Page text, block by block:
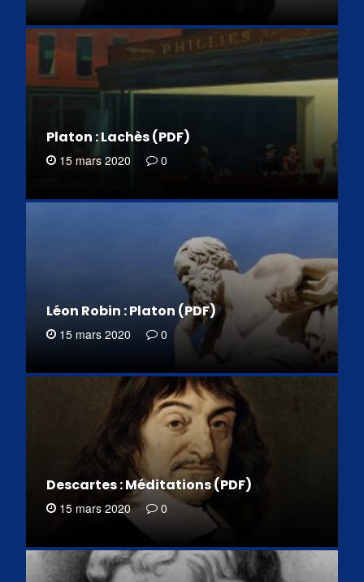
Platon : Lachès (PDF)
15 mars 2020 0
Léon Robin : Platon (PDF)
15 mars 2020 0
Descartes : Méditations (PDF)
15 mars 2020 0